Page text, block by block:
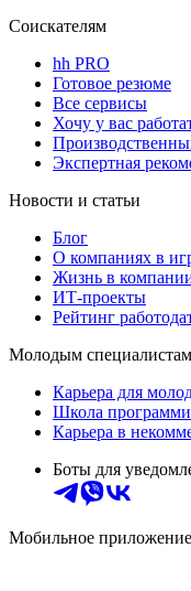
Соискателям
hh PRO
Готовое резюме
Все сервисы
Хочу у вас
Экспертная
Новости и статьи
Блог
О компаниях в
Жизнь в
ИТ-проекты
Рейтинг
Молодым специалистам
Карьера для
Школа
Карьера в
Боты для
Мобильное приложение